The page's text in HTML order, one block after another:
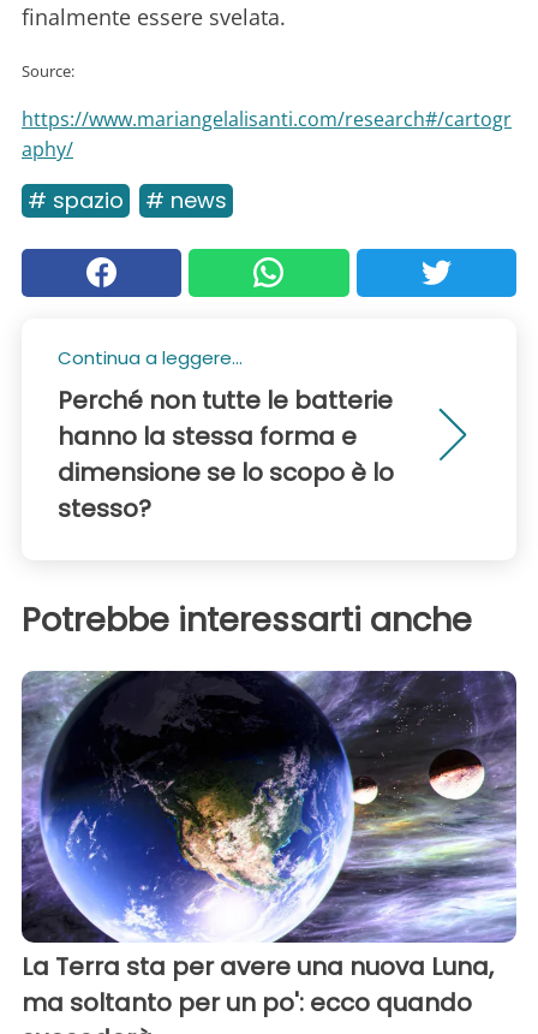
finalmente essere svelata.
Source:
https://www.mariangelalisanti.com/research#/cartogr
aphy/
# spazio # news
Continua a leggere...
Perché non tutte le batterie
hanno la stessa forma e
dimensione se lo scopo è lo
stesso?
Potrebbe interessarti anche
La Terra sta per avere una nuova Luna,
ma soltanto per un po': ecco quando